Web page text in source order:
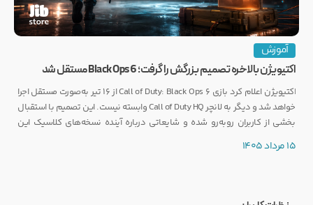
آموزش
اکتیویژن بالاخره تصمیم بزرگش را گرفت؛ Black Ops 6 مستقل شد
اکتیویژن اعلام کرد بازی Call of Duty: Black Ops 6 از ۱۶ تیر به‌صورت مستقل اجرا
خواهد شد و دیگر به لانچر Call of Duty HQ وابسته نیست. این تصمیم با استقبال
بخشی از کاربران روبه‌رو شده و شایعاتی درباره آینده نسخه‌های کلاسیک این
15 مرداد 1405